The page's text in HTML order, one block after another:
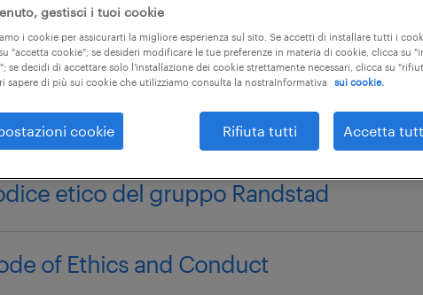
etico del gruppo Randstad
of Ethics and Conduct
gestisci i tuoi cookie
i cookie per assicurarti la migliore esperienza sul sito. Se accetti di installare tutti i
"accetta cookie"; se desideri modificare le tue preferenze in materia di cookie, clicca su
se decidi di accettare solo l'installazione dei cookie strettamente necessari, clicca su
sapere di più sui cookie che utilizziamo consulta la nostraInformativa
sui cookie.
cookie Rifiuta tutti Accetta